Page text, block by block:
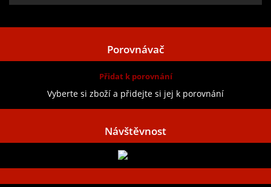
Porovnávač
Přidat k porovnání
Vyberte si zboží a přidejte si jej k porovnání
Návštěvnost